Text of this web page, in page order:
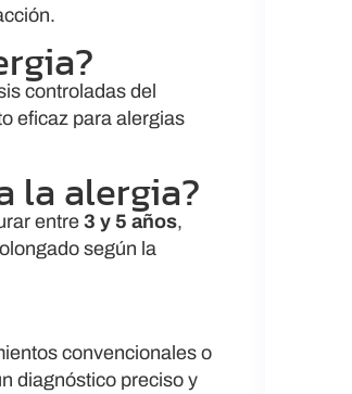
controladas del
eficaz para alergias
la alergia?
entre 3 y 5 años,
según la
convencionales o
diagnóstico preciso y